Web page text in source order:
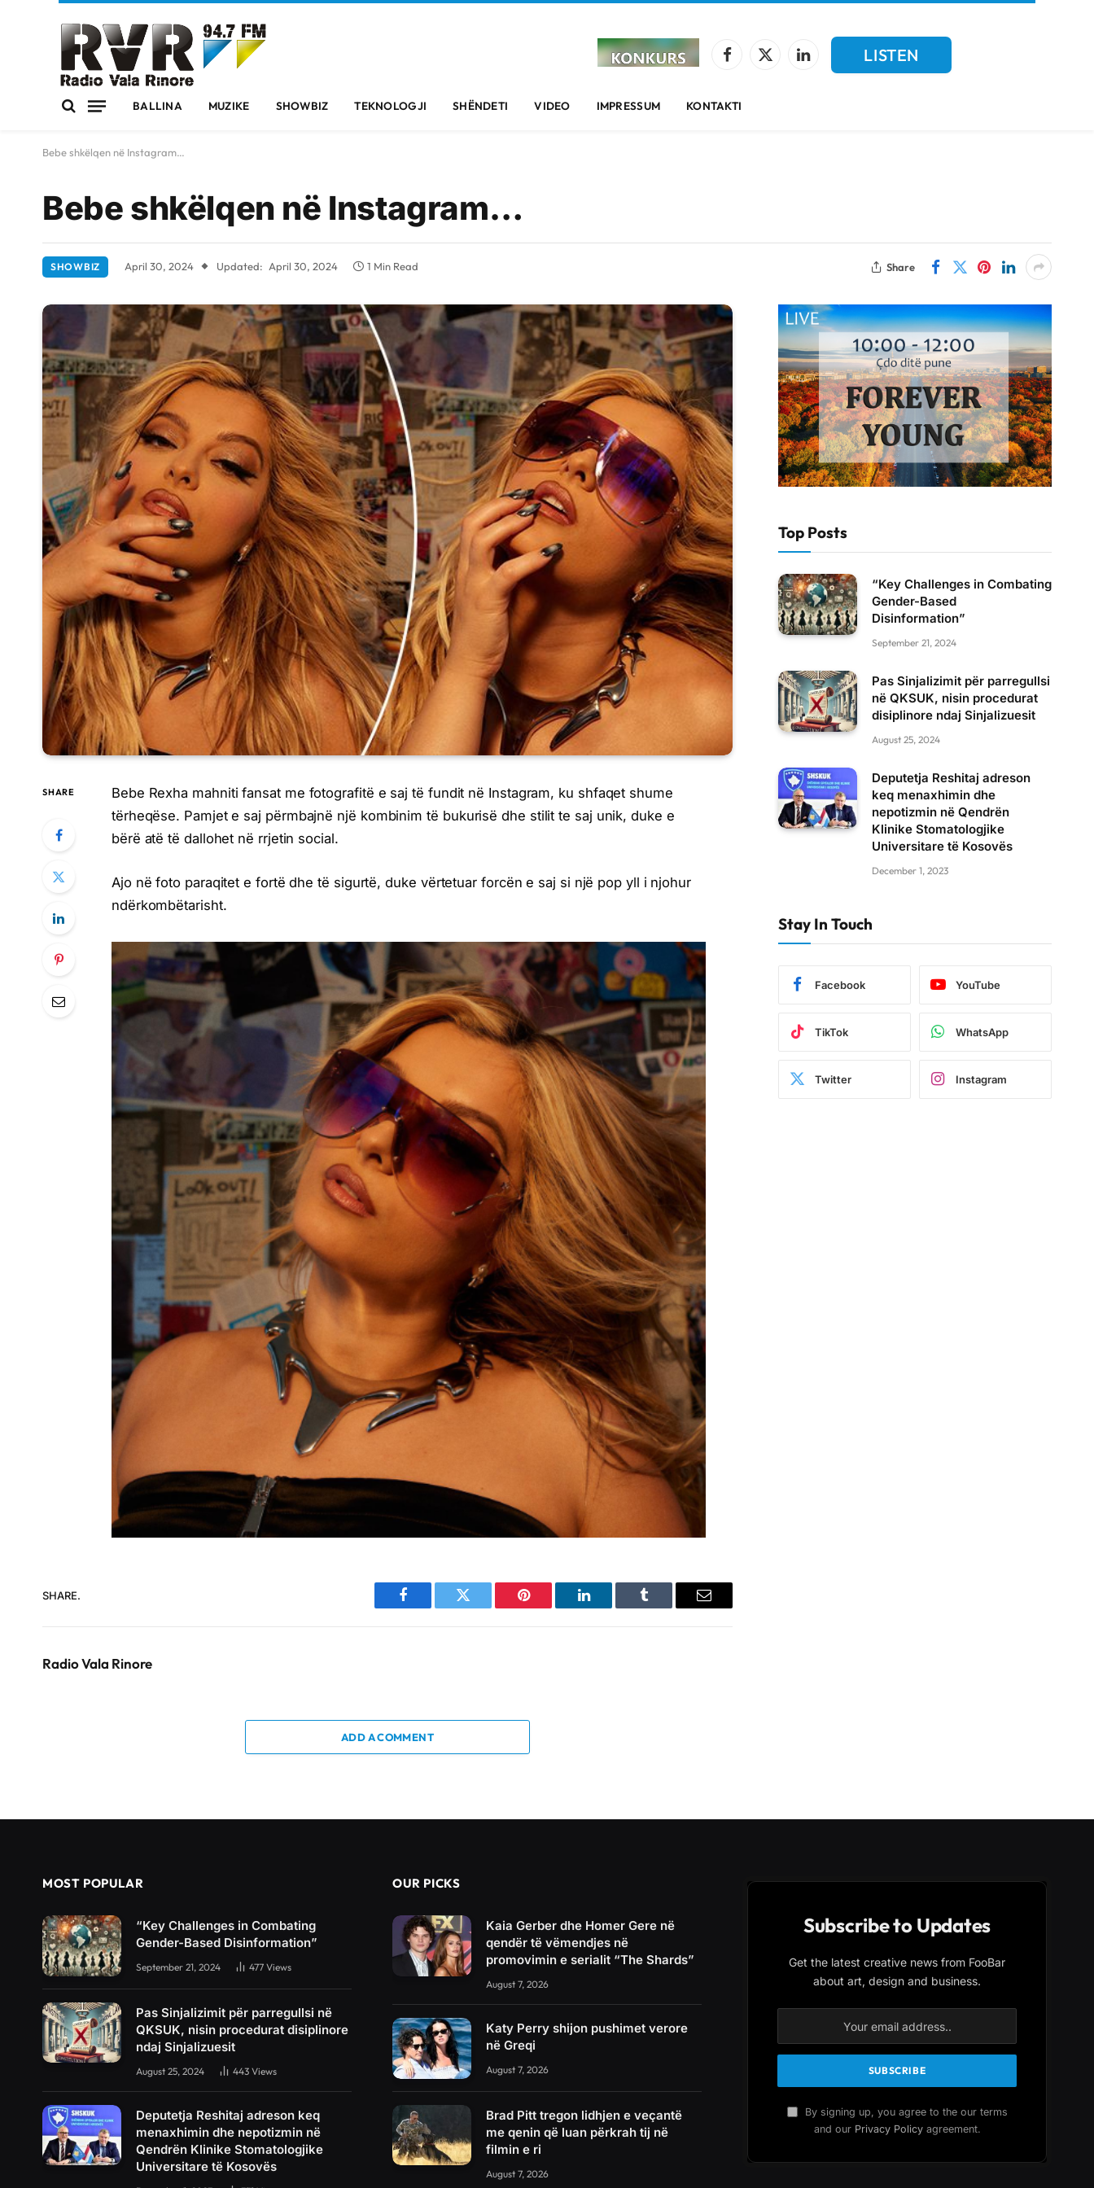
Facebook
X
LinkedIn
LISTEN
BALLINA MUZIKE SHOWBIZ TEKNOLOGJI SHËNDETI VIDEO IMPRESSUM KONTAKTI
Bebe shkëlqen në Instagram…
Bebe shkëlqen në Instagram…
SHOWBIZ April 30, 2024 Updated: April 30, 2024 1 Min Read Share
SHARE
Bebe Rexha mahniti fansat me fotografitë e saj të fundit në Instagram, ku shfaqet shume
tërheqëse. Pamjet e saj përmbajnë një kombinim të bukurisë dhe stilit te saj unik, duke e
bërë atë të dallohet në rrjetin social.
Ajo në foto paraqitet e fortë dhe të sigurtë, duke vërtetuar forcën e saj si një pop yll i njohur
ndërkombëtarisht.
SHARE.
Facebook Twitter Pinterest LinkedIn Tumblr Email
Radio Vala Rinore
ADD A COMMENT
Top Posts
“Key Challenges in Combating
Gender-Based
Disinformation”
September 21, 2024
Pas Sinjalizimit për parregullsi
në QKSUK, nisin procedurat
disiplinore ndaj Sinjalizuesit
August 25, 2024
Deputetja Reshitaj adreson
keq menaxhimin dhe
nepotizmin në Qendrën
Klinike Stomatologjike
Universitare të Kosovës
December 1, 2023
Stay In Touch
Facebook YouTube
TikTok WhatsApp
Twitter Instagram
MOST POPULAR
“Key Challenges in Combating
Gender-Based Disinformation”
September 21, 2024 477 Views
Pas Sinjalizimit për parregullsi në
QKSUK, nisin procedurat disiplinore
ndaj Sinjalizuesit
August 25, 2024 443 Views
Deputetja Reshitaj adreson keq
menaxhimin dhe nepotizmin në
Qendrën Klinike Stomatologjike
Universitare të Kosovës
OUR PICKS
Kaia Gerber dhe Homer Gere në
qendër të vëmendjes në
promovimin e serialit “The Shards”
August 7, 2026
Katy Perry shijon pushimet verore
në Greqi
August 7, 2026
Brad Pitt tregon lidhjen e veçantë
me qenin që luan përkrah tij në
filmin e ri
August 7, 2026
Subscribe to Updates
Get the latest creative news from FooBar
about art, design and business.
By signing up, you agree to the our terms
and our Privacy Policyagreement.